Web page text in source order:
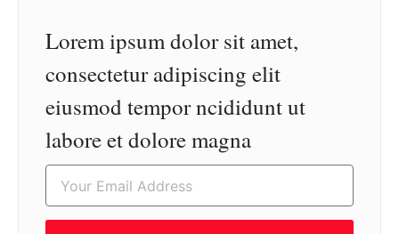
Lorem ipsum dolor sit amet,
consectetur adipiscing elit
eiusmod tempor ncididunt ut
labore et dolore magna